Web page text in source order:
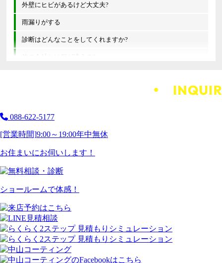
外壁にヒビがあるけど大丈夫?
雨漏りがする
診断はどんなことをしてくれますか?
他の会社とは何が違うの?
088-622-5177
[営業時間]9:00～19:00年中無休
お住まいにお伺いします！
ショールームで体感！